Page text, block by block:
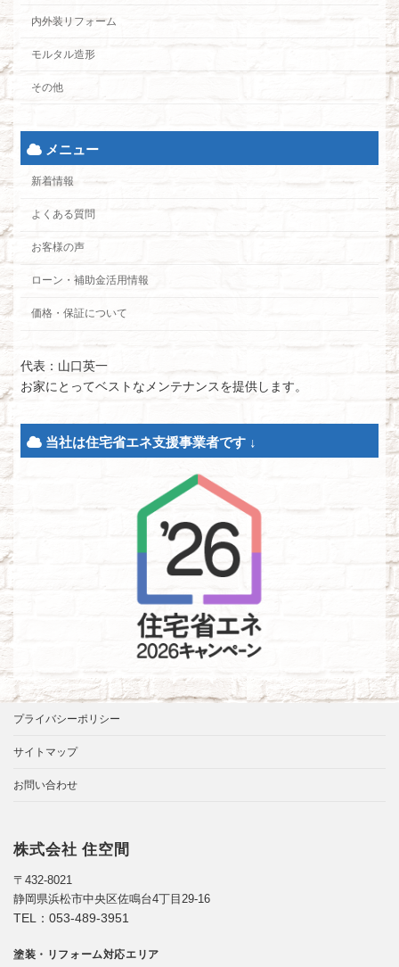
内外装リフォーム
モルタル造形
その他
メニュー
新着情報
よくある質問
お客様の声
ローン・補助金活用情報
価格・保証について
代表：山口英一
お家にとってベストなメンテナンスを提供します。
当社は住宅省エネ支援事業者です ↓
プライバシーポリシー
サイトマップ
お問い合わせ
株式会社 住空間
〒432-8021
静岡県浜松市中央区佐鳴台4丁目29-16
TEL： 053-489-3951
塗装・リフォーム対応エリア